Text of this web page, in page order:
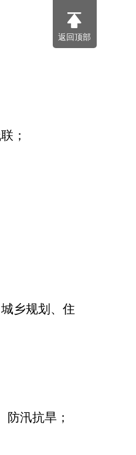
；
城乡规划、住
汛抗旱；
返回顶部